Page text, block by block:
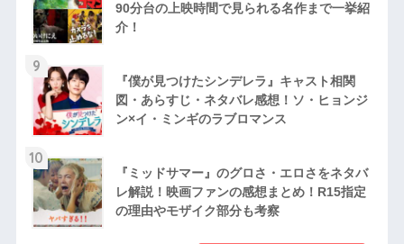
90分台の上映時間で見られる名作まで一挙紹
介！
9
『僕が見つけたシンデレラ』キャスト相関
図・あらすじ・ネタバレ感想！ソ・ヒョンジ
ン×イ・ミンギのラブロマンス
10
『ミッドサマー』のグロさ・エロさをネタバ
レ解説！映画ファンの感想まとめ！R15指定
の理由やモザイク部分も考察